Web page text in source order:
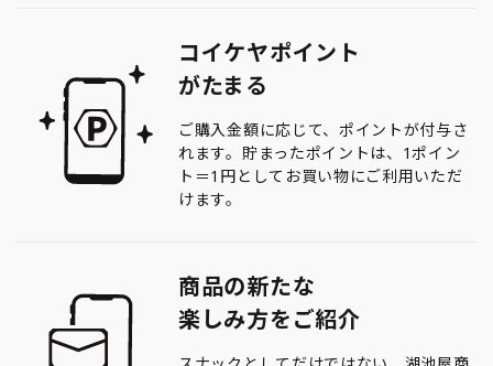
コイケヤポイント
がたまる
ご購入金額に応じて、ポイントが付与さ
れます。貯まったポイントは、1ポイン
ト＝1円としてお買い物にご利用いただ
けます。
商品の新たな
楽しみ方をご紹介